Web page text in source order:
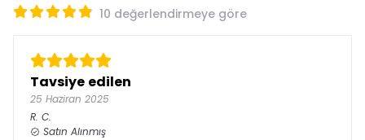
10 değerlendirmeye göre
Tavsiye edilen
25 Haziran 2025
R. C.
Satın Alınmış